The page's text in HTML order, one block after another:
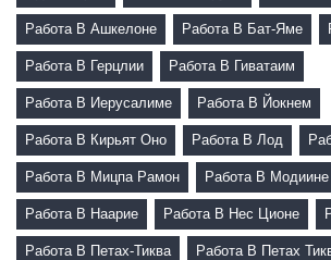
Работа В Ашкелоне Работа В Бат-Яме
Работа В Герцлии Работа В Гиватаим
Работа В Иерусалиме Работа В Йокнем
Работа В Кирьят Оно Работа В Лод
Работа В Мицпа Рамон Работа В Модиине
Работа В Наарие Работа В Нес Ционе
Работа В Петах-Тиква Работа В Петах